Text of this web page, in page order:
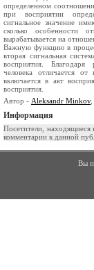
определенном
при восприятии
сигнальное значение
сколько особенности
вырабатывается на
Важную функцию в
вторая сигнальная
восприятия.
человека отличается
включается в акт
восприятия.
Автор - Aleksandr Minkov,
Информация
Посетители, находящиеся
комментарии к данной
Вы